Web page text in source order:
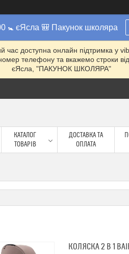
🚼 єЯсла 🎒 Пакунок школяра
час доступна онлайн підтримка
телефону та вкажемо
єЯсла, "ПАКУНОК ШКОЛЯРА"
КАТАЛОГ
ТОВАРІВ
ДОСТАВКА ТА
ОПЛАТА
КОЛЯСКА 2 В 1